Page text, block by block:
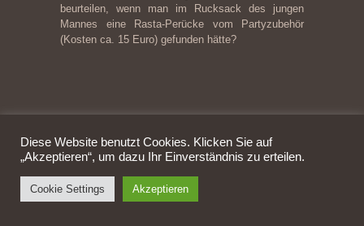
beurteilen, wenn man im Rucksack des jungen
Mannes eine Rasta-Perücke vom Partyzubehör
(Kosten ca. 15 Euro) gefunden hätte?
Impressum|Datenschutzerklärung
Diese Website benutzt Cookies. Klicken Sie auf
„Akzeptieren“, um dazu Ihr Einverständnis zu erteilen.
Cookie Settings Akzeptieren